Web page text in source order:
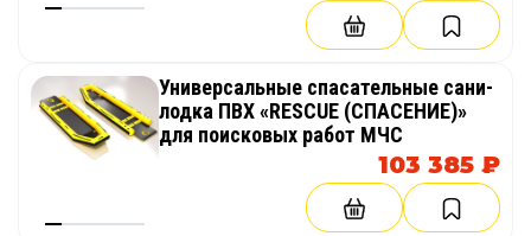
Универсальные спасательные сани-
лодка ПВХ «RESCUE (СПАСЕНИЕ)»
для поисковых работ МЧС
103 385 ₽